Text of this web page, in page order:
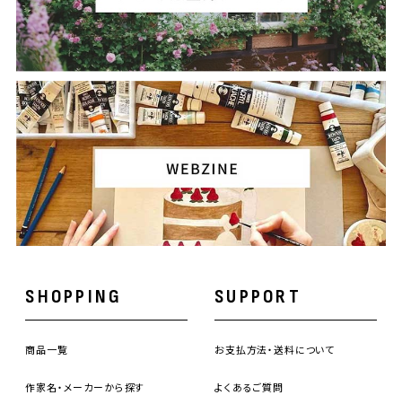
SHOPPING
商品一覧
作家名・メーカーから探す
SUPPORT
お支払方法・送料について
よくあるご質問